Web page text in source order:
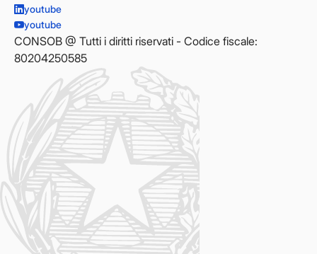
youtube
youtube
CONSOB @ Tutti i diritti riservati - Codice fiscale:
80204250585